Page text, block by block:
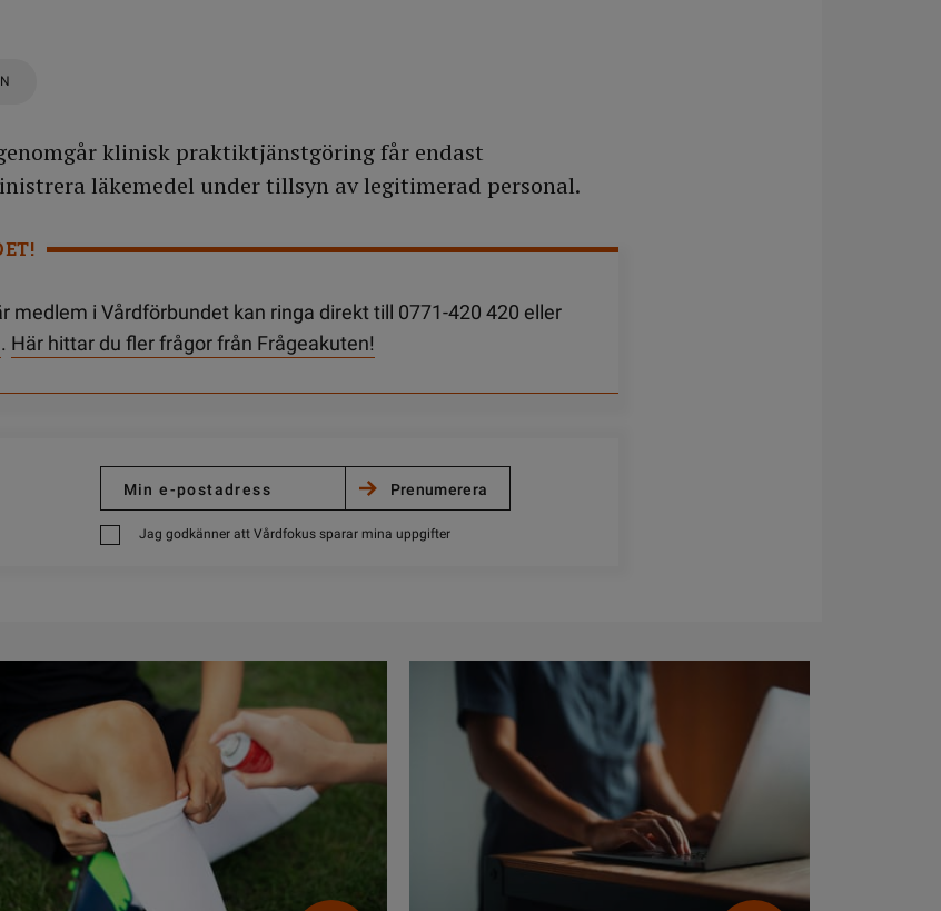
klinisk praktiktjänstgöring får endast
läkemedel under tillsyn av legitimerad personal.
medlem i Vårdförbundet kan ringa direkt till 0771-420 420 eller
. Här hittar du fler frågor från Frågeakuten!
Jag godkänner att Vårdfokus sparar mina uppgifter